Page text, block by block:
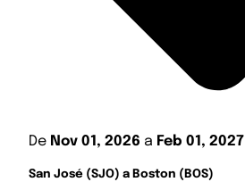
De Nov 01, 2026 a Feb 01, 2027
San José (SJO) a Boston (BOS)